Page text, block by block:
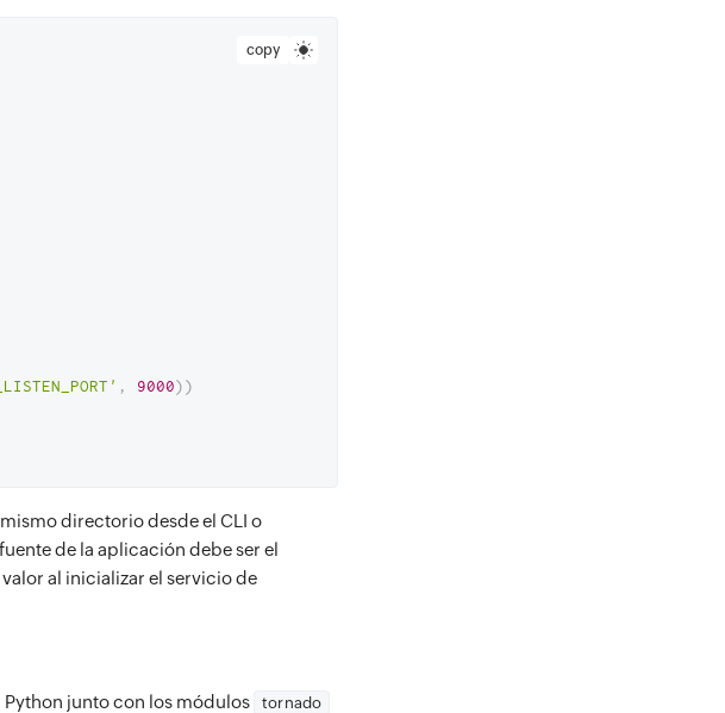
copy
, 9000))
directorio desde el CLI o
de la aplicación debe ser el
al inicializar el servicio de
junto con los módulos tornado